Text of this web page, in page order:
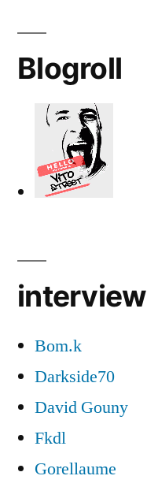
Blogroll
interview
Bom.k
Darkside70
David Gouny
Fkdl
Gorellaume